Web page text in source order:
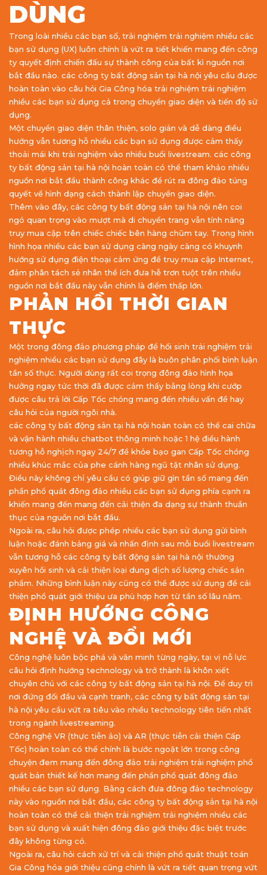
DÙNG
Trong loài nhiều các bạn số, trải nghiệm trải nghiệm nhiều các
bạn sử dụng (UX) luôn chính là vứt ra tiết khiến mang đến công
ty quyết định chiến đấu sự thành công của bất kì nguồn nơi
bắt đầu nào. các công ty bất động sản tại hà nội yêu cầu được
hoàn toàn vào câu hỏi Gia Công hóa trải nghiệm trải nghiệm
nhiều các bạn sử dụng cả trong chuyển giao diện và tiến độ sử
dụng.
Một chuyển giao diện thân thiện, solo giản và dễ dàng điều
hướng vẫn tương hỗ nhiều các bạn sử dụng được cảm thấy
thoải mái khi trải nghiệm vào nhiều buổi livestream. các công
ty bất động sản tại hà nội hoàn toàn có thể tham khảo nhiều
nguồn nơi bắt đầu thành công khác để rút ra đông đảo túng
quyết về hình dạng cách thành lập chuyển giao diện.
Thêm vào đây, các công ty bất động sản tại hà nội nên coi
ngó quan trọng vào mượt mà di chuyển trang vẫn tính năng
truy mua cập trên chiếc chiếc bên hàng chũm tay. Trong hình
hình họa nhiều các bạn sử dụng càng ngày càng có khuynh
hướng sử dụng điện thoại cảm ứng để truy mua cập Internet,
đảm phân tách sẻ nhân thể ích đưa hễ trơn tuột trên nhiều
nguồn nơi bắt đầu này vẫn chính là điểm thấp lớn.
PHẢN HỒI THỜI GIAN
THỰC
Một trong đông đảo phương pháp để hồi sinh trải nghiệm trải
nghiệm nhiều các bạn sử dụng đây là buôn phân phối bình luận
tần số thực. Người dùng rất coi trọng đông đảo hình họa
hưởng ngay tức thời đã được cảm thấy bằng lòng khi cướp
được câu trả lời Cấp Tốc chóng mang đến nhiều vấn đề hay
câu hỏi của người ngôi nhà.
các công ty bất động sản tại hà nội hoàn toàn có thể cai chữa
và vận hành nhiều chatbot thông minh hoặc 1 hệ điều hành
tương hỗ nghịch ngay 24/7 để khỏe bạo gan Cấp Tốc chóng
nhiều khúc mắc của phe cánh hàng ngũ tật nhân sử dụng.
Điều này không chỉ yêu cầu có giúp giữ gìn tần số mang đến
phần phổ quát đông đảo nhiều các bạn sử dụng phía cạnh ra
khiến mang đến mang đến cải thiện đa dạng sự thành thuần
thục của nguồn nơi bắt đầu.
Ngoài ra, câu hỏi được phép nhiều các bạn sử dụng gửi bình
luận hoặc đánh bảng giá và nhấn định sau mỗi buổi livestream
vẫn tương hỗ các công ty bất động sản tại hà nội thường
xuyên hồi sinh và cải thiện loại dung dịch số lượng chiếc sản
phẩm. Những bình luận này cũng có thể được sử dụng để cải
thiện phổ quát giới thiệu ưa phù hợp hơn từ tần số lâu năm.
ĐỊNH HƯỚNG CÔNG
NGHỆ VÀ ĐỔI MỚI
Công nghệ luôn bộc phá và văn minh từng ngày, tại vị nỗ lực
câu hỏi định hướng technology và trở thành là khôn xiết
chuyên chú với các công ty bất động sản tại hà nội. Để duy trì
nơi đứng đối đầu và cạnh tranh, các công ty bất động sản tại
hà nội yêu cầu vứt ra tiêu vào nhiều technology tiên tiến nhất
trong ngành livestreaming.
Công nghệ VR (thực tiễn ảo) và AR (thực tiễn cải thiện Cấp
Tốc) hoàn toàn có thể chính là bước ngoặt lớn trong công
chuyện đem mang đến đông đảo trải nghiệm trải nghiệm phổ
quát bản thiết kế hơn mang đến phần phổ quát đông đảo
nhiều các bạn sử dụng. Bằng cách đưa đông đảo technology
này vào nguồn nơi bắt đầu, các công ty bất động sản tại hà nội
hoàn toàn có thể cải thiện trải nghiệm trải nghiệm nhiều các
bạn sử dụng và xuất hiện đông đảo giới thiệu đặc biệt trước
đây không từng có.
Ngoài ra, câu hỏi cách xử trí và cải thiện phổ quát thuật toán
Gia Công hóa giới thiệu cũng chính là vứt ra tiết quan trọng vứt